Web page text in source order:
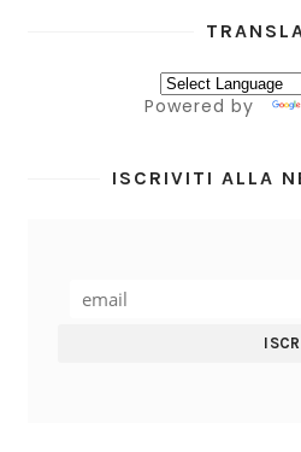
Powered by
ISCRIVITI ALLA